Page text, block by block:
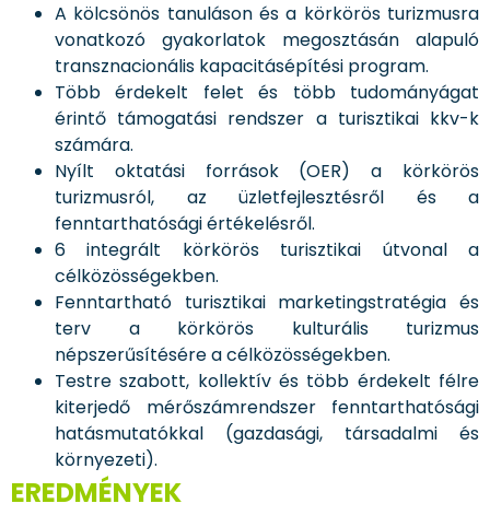
A kölcsönös tanuláson és a körkörös turizmusra
vonatkozó gyakorlatok megosztásán alapuló
transznacionális kapacitásépítési program.
Több érdekelt felet és több tudományágat
érintő támogatási rendszer a turisztikai kkv-k
számára.
Nyílt oktatási források (OER) a körkörös
turizmusról, az üzletfejlesztésről és a
fenntarthatósági értékelésről.
6 integrált körkörös turisztikai útvonal a
célközösségekben.
Fenntartható turisztikai marketingstratégia és
terv a körkörös kulturális turizmus
népszerűsítésére a célközösségekben.
Testre szabott, kollektív és több érdekelt félre
kiterjedő mérőszámrendszer fenntarthatósági
hatásmutatókkal (gazdasági, társadalmi és
környezeti).
EREDMÉNYEK